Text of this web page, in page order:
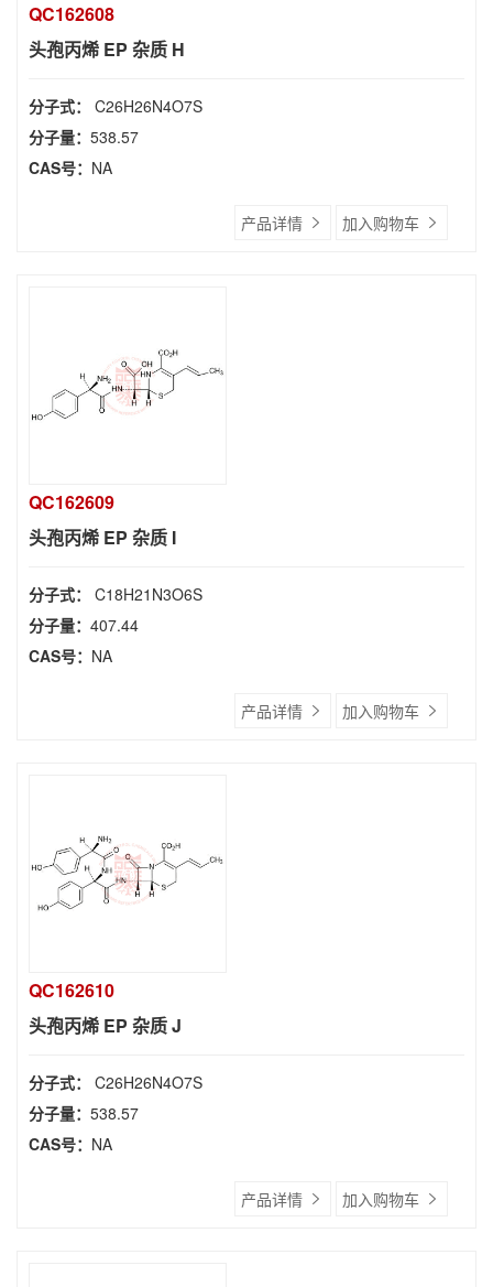
QC162608
头孢丙烯 EP 杂质 H
分子式： C26H26N4O7S
分子量： 538.57
CAS号： NA
产品详情 加入购物车
QC162609
头孢丙烯 EP 杂质 I
分子式： C18H21N3O6S
分子量： 407.44
CAS号： NA
产品详情 加入购物车
QC162610
头孢丙烯 EP 杂质 J
分子式： C26H26N4O7S
分子量： 538.57
CAS号： NA
产品详情 加入购物车